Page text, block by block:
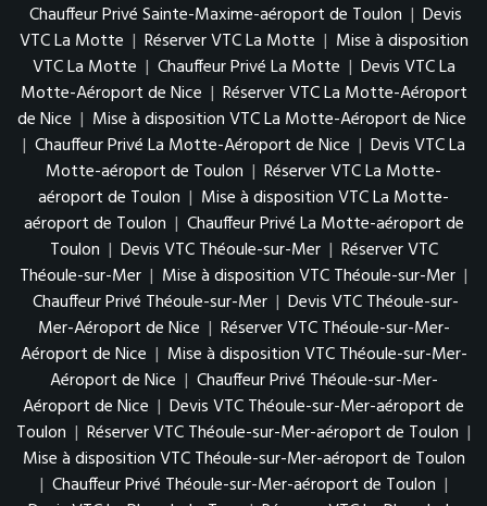
Chauffeur Privé Sainte-Maxime-aéroport de Toulon | Devis
VTC La Motte | Réserver VTC La Motte | Mise à disposition
VTC La Motte | Chauffeur Privé La Motte | Devis VTC La
Motte-Aéroport de Nice | Réserver VTC La Motte-Aéroport
de Nice | Mise à disposition VTC La Motte-Aéroport de Nice
| Chauffeur Privé La Motte-Aéroport de Nice | Devis VTC La
Motte-aéroport de Toulon | Réserver VTC La Motte-
aéroport de Toulon | Mise à disposition VTC La Motte-
aéroport de Toulon | Chauffeur Privé La Motte-aéroport de
Toulon | Devis VTC Théoule-sur-Mer | Réserver VTC
Théoule-sur-Mer | Mise à disposition VTC Théoule-sur-Mer |
Chauffeur Privé Théoule-sur-Mer | Devis VTC Théoule-sur-
Mer-Aéroport de Nice | Réserver VTC Théoule-sur-Mer-
Aéroport de Nice | Mise à disposition VTC Théoule-sur-Mer-
Aéroport de Nice | Chauffeur Privé Théoule-sur-Mer-
Aéroport de Nice | Devis VTC Théoule-sur-Mer-aéroport de
Toulon | Réserver VTC Théoule-sur-Mer-aéroport de Toulon |
Mise à disposition VTC Théoule-sur-Mer-aéroport de Toulon
| Chauffeur Privé Théoule-sur-Mer-aéroport de Toulon |